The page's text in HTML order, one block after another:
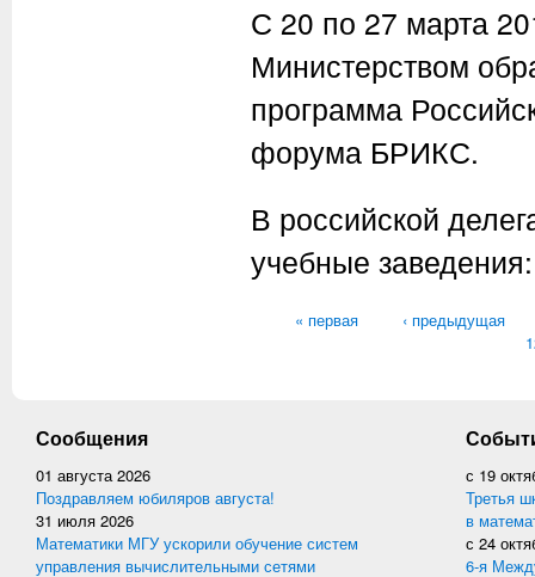
С 20 по 27 марта
Министерством
программа
форума БРИКС.
В российской
учебные заведения:
Страницы
« первая
‹ предыдущая
Сообщения
01 августа 2026
Поздравляем юбиляров августа!
31 июля 2026
Математики МГУ ускорили обучение систем
управления вычислительными сетями
с 19
Третья
в
с 24
6-я